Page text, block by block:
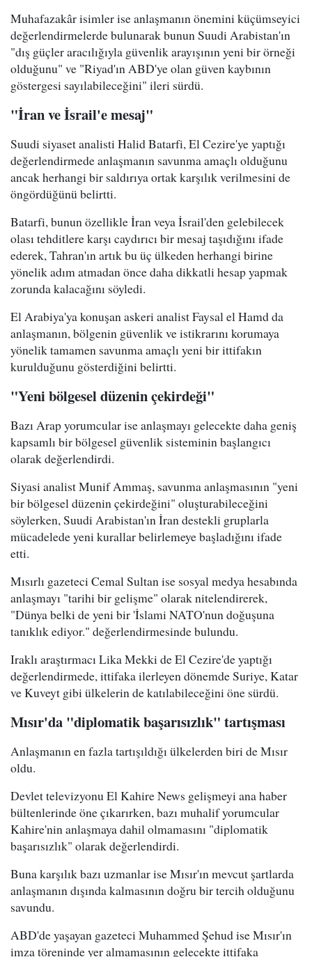
Muhafazakâr isimler ise anlaşmanın önemini küçümseyici
değerlendirmelerde bulunarak bunun Suudi Arabistan'ın
"dış güçler aracılığıyla güvenlik arayışının yeni bir örneği
olduğunu" ve "Riyad'ın ABD'ye olan güven kaybının
göstergesi sayılabileceğini" ileri sürdü.
"İran ve İsrail'e mesaj"
Suudi siyaset analisti Halid Batarfi, El Cezire'ye yaptığı
değerlendirmede anlaşmanın savunma amaçlı olduğunu
ancak herhangi bir saldırıya ortak karşılık verilmesini de
öngördüğünü belirtti.
Batarfi, bunun özellikle İran veya İsrail'den gelebilecek
olası tehditlere karşı caydırıcı bir mesaj taşıdığını ifade
ederek, Tahran'ın artık bu üç ülkeden herhangi birine
yönelik adım atmadan önce daha dikkatli hesap yapmak
zorunda kalacağını söyledi.
El Arabiya'ya konuşan askeri analist Faysal el Hamd da
anlaşmanın, bölgenin güvenlik ve istikrarını korumaya
yönelik tamamen savunma amaçlı yeni bir ittifakın
kurulduğunu gösterdiğini belirtti.
"Yeni bölgesel düzenin çekirdeği"
Bazı Arap yorumcular ise anlaşmayı gelecekte daha geniş
kapsamlı bir bölgesel güvenlik sisteminin başlangıcı
olarak değerlendirdi.
Siyasi analist Munif Ammaş, savunma anlaşmasının "yeni
bir bölgesel düzenin çekirdeğini" oluşturabileceğini
söylerken, Suudi Arabistan'ın İran destekli gruplarla
mücadelede yeni kurallar belirlemeye başladığını ifade
etti.
Mısırlı gazeteci Cemal Sultan ise sosyal medya hesabında
anlaşmayı "tarihi bir gelişme" olarak nitelendirerek,
"Dünya belki de yeni bir 'İslami NATO'nun doğuşuna
tanıklık ediyor." değerlendirmesinde bulundu.
Iraklı araştırmacı Lika Mekki de El Cezire'de yaptığı
değerlendirmede, ittifaka ilerleyen dönemde Suriye, Katar
ve Kuveyt gibi ülkelerin de katılabileceğini öne sürdü.
Mısır'da "diplomatik başarısızlık" tartışması
Anlaşmanın en fazla tartışıldığı ülkelerden biri de Mısır
oldu.
Devlet televizyonu El Kahire News gelişmeyi ana haber
bültenlerinde öne çıkarırken, bazı muhalif yorumcular
Kahire'nin anlaşmaya dahil olmamasını "diplomatik
başarısızlık" olarak değerlendirdi.
Buna karşılık bazı uzmanlar ise Mısır'ın mevcut şartlarda
anlaşmanın dışında kalmasının doğru bir tercih olduğunu
savundu.
ABD'de yaşayan gazeteci Muhammed Şehud ise Mısır'ın
imza töreninde yer almamasının gelecekte ittifaka